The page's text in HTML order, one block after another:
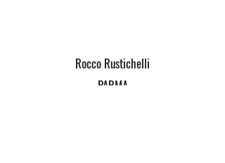
Rocco Rustichelli
PARMA